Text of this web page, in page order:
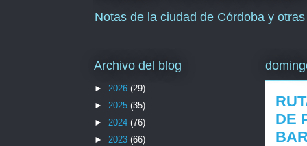
Notas de la ciudad de Córdoba y
DE
Archivo del blog
► 2026 (29)
► 2025 (35)
► 2024 (76)
► 2023 (66)